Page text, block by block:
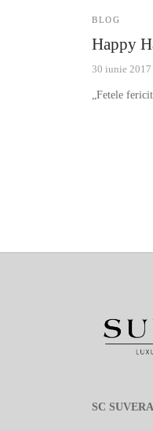
BLOG
Happy
30 iunie 2017
„Fetele
SC